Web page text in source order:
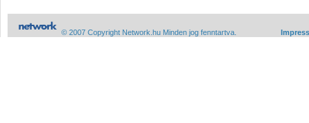
© 2007 Copyright Network.hu Minden jog fenntartva.